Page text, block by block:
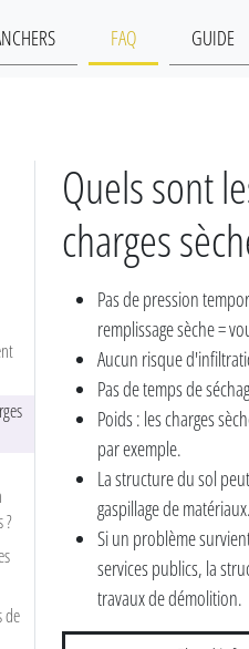
FAQ GUIDE
?
de
Quels sont
charges
Pas de pression
remplissage sèche =
Aucun risque
Pas de temps de
Poids : les charges
par exemple.
La structure du sol
gaspillage de matériaux.
Si un problème
services publics, la
travaux de démolition.